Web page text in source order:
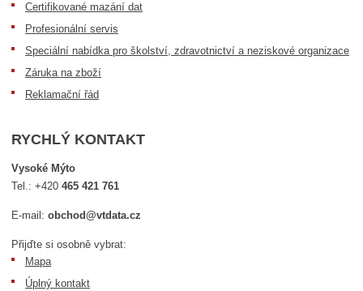
Certifikované mazání dat
Profesionální servis
Speciální nabídka pro školství, zdravotnictví a neziskové organizace
Záruka na zboží
Reklamační řád
RYCHLÝ KONTAKT
Vysoké Mýto
Tel.:+420465 421 761
E-mail:obchod@vtdata.cz
Přijďte si osobně vybrat:
Mapa
Úplný kontakt